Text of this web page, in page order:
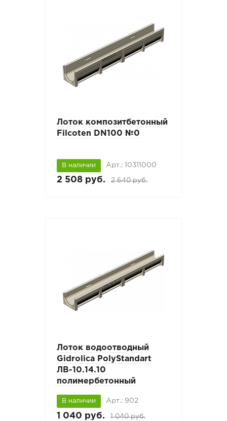
Лоток композитбетонный
Filcoten DN100 №0
В наличии Арт.: 10311000
2 508 руб. 2 640 руб.
Лоток водоотводный
Gidrolica PolyStandart
ЛВ-10.14.10
полимербетонный
В наличии Арт.: 902
1 040 руб. 1 040 руб.